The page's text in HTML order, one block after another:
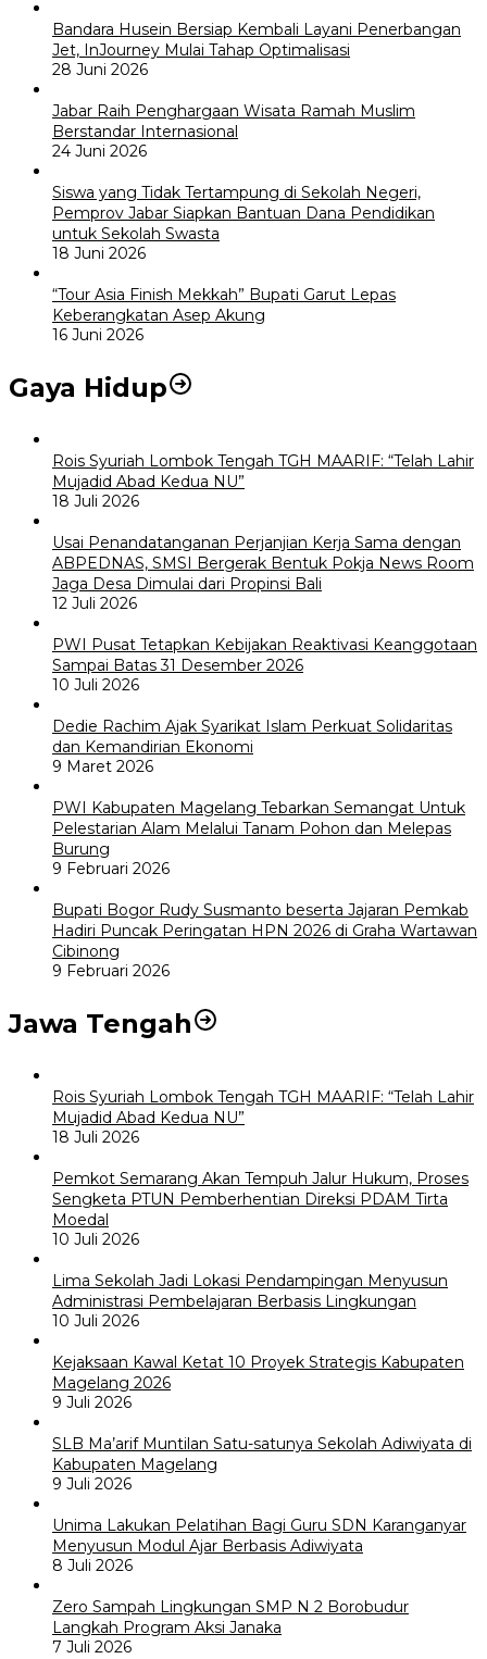
Bandara Husein Bersiap Kembali Layani Penerbangan
Jet, InJourney Mulai Tahap Optimalisasi
28 Juni 2026
Jabar Raih Penghargaan Wisata Ramah Muslim
Berstandar Internasional
24 Juni 2026
Siswa yang Tidak Tertampung di Sekolah Negeri,
Pemprov Jabar Siapkan Bantuan Dana Pendidikan
untuk Sekolah Swasta
18 Juni 2026
“Tour Asia Finish Mekkah” Bupati Garut Lepas
Keberangkatan Asep Akung
16 Juni 2026
Gaya Hidup
Rois Syuriah Lombok Tengah TGH MAARIF: “Telah Lahir
Mujadid Abad Kedua NU”
18 Juli 2026
Usai Penandatanganan Perjanjian Kerja Sama dengan
ABPEDNAS, SMSI Bergerak Bentuk Pokja News Room
Jaga Desa Dimulai dari Propinsi Bali
12 Juli 2026
PWI Pusat Tetapkan Kebijakan Reaktivasi Keanggotaan
Sampai Batas 31 Desember 2026
10 Juli 2026
Dedie Rachim Ajak Syarikat Islam Perkuat Solidaritas
dan Kemandirian Ekonomi
9 Maret 2026
PWI Kabupaten Magelang Tebarkan Semangat Untuk
Pelestarian Alam Melalui Tanam Pohon dan Melepas
Burung
9 Februari 2026
Bupati Bogor Rudy Susmanto beserta Jajaran Pemkab
Hadiri Puncak Peringatan HPN 2026 di Graha Wartawan
Cibinong
9 Februari 2026
Jawa Tengah
Rois Syuriah Lombok Tengah TGH MAARIF: “Telah Lahir
Mujadid Abad Kedua NU”
18 Juli 2026
Pemkot Semarang Akan Tempuh Jalur Hukum, Proses
Sengketa PTUN Pemberhentian Direksi PDAM Tirta
Moedal
10 Juli 2026
Lima Sekolah Jadi Lokasi Pendampingan Menyusun
Administrasi Pembelajaran Berbasis Lingkungan
10 Juli 2026
Kejaksaan Kawal Ketat 10 Proyek Strategis Kabupaten
Magelang 2026
9 Juli 2026
SLB Ma’arif Muntilan Satu-satunya Sekolah Adiwiyata di
Kabupaten Magelang
9 Juli 2026
Unima Lakukan Pelatihan Bagi Guru SDN Karanganyar
Menyusun Modul Ajar Berbasis Adiwiyata
8 Juli 2026
Zero Sampah Lingkungan SMP N 2 Borobudur
Langkah Program Aksi Janaka
7 Juli 2026